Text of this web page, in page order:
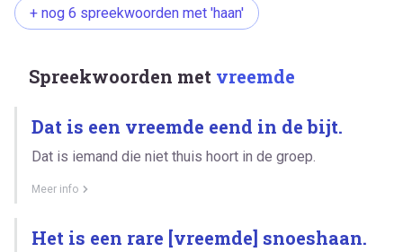
+ nog 6 spreekwoorden met 'haan'
Spreekwoorden met vreemde
Dat is een vreemde eend in de bijt.
Dat is iemand die niet thuis hoort in de groep.
Meer info
Het is een rare [vreemde] snoeshaan.